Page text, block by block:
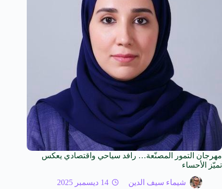
مهرجان التمور المصنّعة… رافد سياحي واقتصادي يعكس
تميّز الأحساء
شيماء سيف الدين
14 ديسمبر 2025